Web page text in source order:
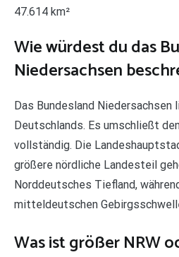
47.614 km²
Wie würdest du das
Niedersachsen
Das Bundesland
Deutschlands. Es umschließt
vollständig. Die
größere nördliche Landesteil
Norddeutsches Tiefland,
mitteldeutschen
Was ist größer NRW